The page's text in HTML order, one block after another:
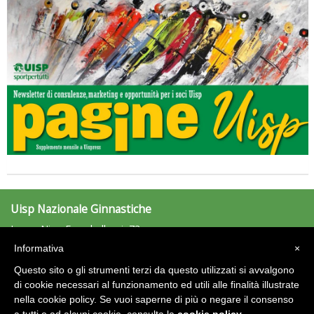
Tiziano Pesce a Radio InBlu2000 traccia il bilancio della stagione
Ddl Lobby, Uisp: “Il Parlamento valorizzi le nostre specificità"
Uisp Nazionale Ginnastiche
Largo Nino Franchellucci, 73
00155 Roma
C.F.: 97029170582
Area Riservata 2.0
×
Informativa
Questo sito o gli strumenti terzi da questo utilizzati si avvalgono
di cookie necessari al funzionamento ed utili alle finalità illustrate
nella cookie policy. Se vuoi saperne di più o negare il consenso